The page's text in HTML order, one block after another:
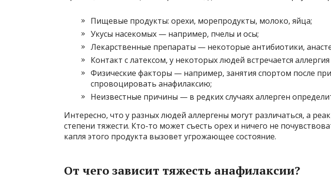
Пищевые продукты: орехи, морепродукты, молоко, яйца;
Укусы насекомых — например, пчелы и осы;
Лекарственные препараты — некоторые антибиотики,
Контакт с латексом, у некоторых людей встречается
Физические факторы — например, занятия спортом после
спровоцировать анафилаксию;
Неизвестные причины — в редких случаях аллерген
Интересно, что у разных людей аллергены могут различаться, а
степени тяжести. Кто-то может съесть орех и ничего не
капля этого продукта вызовет угрожающее состояние.
От чего зависит тяжесть анафилаксии?